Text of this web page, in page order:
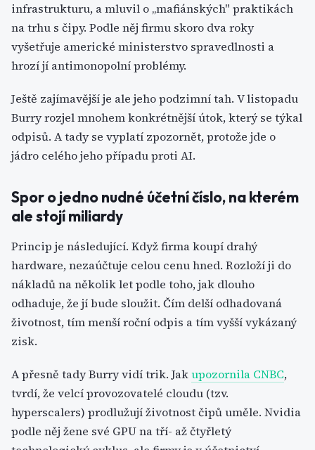
infrastrukturu, a mluvil o „mafiánských" praktikách
na trhu s čipy. Podle něj firmu skoro dva roky
vyšetřuje americké ministerstvo spravedlnosti a
hrozí jí antimonopolní problémy.
Ještě zajímavější je ale jeho podzimní tah. V listopadu
Burry rozjel mnohem konkrétnější útok, který se týkal
odpisů. A tady se vyplatí zpozornět, protože jde o
jádro celého jeho případu proti AI.
Spor o jedno nudné účetní číslo, na kterém
ale stojí miliardy
Princip je následující. Když firma koupí drahý
hardware, nezaúčtuje celou cenu hned. Rozloží ji do
nákladů na několik let podle toho, jak dlouho
odhaduje, že jí bude sloužit. Čím delší odhadovaná
životnost, tím menší roční odpis a tím vyšší vykázaný
zisk.
A přesně tady Burry vidí trik. Jakupozornila CNBC,
tvrdí, že velcí provozovatelé cloudu (tzv.
hyperscalers) prodlužují životnost čipů uměle. Nvidia
podle něj žene své GPU na tří- až čtyřletý